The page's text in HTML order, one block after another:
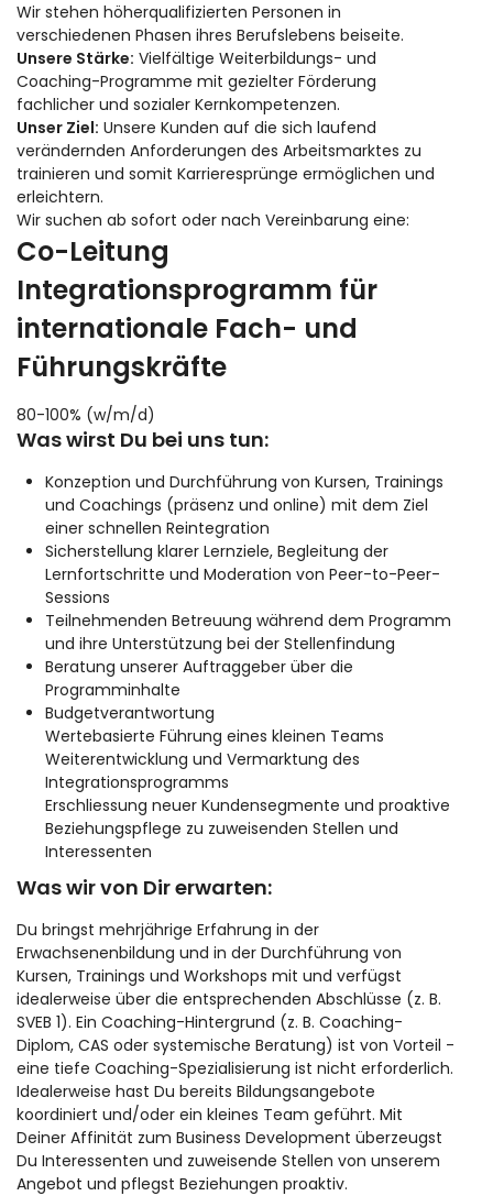
Wir stehen höherqualifizierten Personen in
verschiedenen Phasen ihres Berufslebens beiseite.
Unsere Stärke: Vielfältige Weiterbildungs- und
Coaching-Programme mit gezielter Förderung
fachlicher und sozialer Kernkompetenzen.
Unser Ziel: Unsere Kunden auf die sich laufend
verändernden Anforderungen des Arbeitsmarktes zu
trainieren und somit Karrieresprünge ermöglichen und
erleichtern.
Wir suchen ab sofort oder nach Vereinbarung eine:
Co-Leitung
Integrationsprogramm für
internationale Fach- und
Führungskräfte
80-100% (w/m/d)
Was wirst Du bei uns tun:
Konzeption und Durchführung von Kursen, Trainings
und Coachings (präsenz und online) mit dem Ziel
einer schnellen Reintegration
Sicherstellung klarer Lernziele, Begleitung der
Lernfortschritte und Moderation von Peer-to-Peer-
Sessions
Teilnehmenden Betreuung während dem Programm
und ihre Unterstützung bei der Stellenfindung
Beratung unserer Auftraggeber über die
Programminhalte
Budgetverantwortung
Wertebasierte Führung eines kleinen Teams
Weiterentwicklung und Vermarktung des
Integrationsprogramms
Erschliessung neuer Kundensegmente und proaktive
Beziehungspflege zu zuweisenden Stellen und
Interessenten
Was wir von Dir erwarten:
Du bringst mehrjährige Erfahrung in der
Erwachsenenbildung und in der Durchführung von
Kursen, Trainings und Workshops mit und verfügst
idealerweise über die entsprechenden Abschlüsse (z. B.
SVEB 1). Ein Coaching-Hintergrund (z. B. Coaching-
Diplom, CAS oder systemische Beratung) ist von Vorteil -
eine tiefe Coaching-Spezialisierung ist nicht erforderlich.
Idealerweise hast Du bereits Bildungsangebote
koordiniert und/oder ein kleines Team geführt. Mit
Deiner Affinität zum Business Development überzeugst
Du Interessenten und zuweisende Stellen von unserem
Angebot und pflegst Beziehungen proaktiv.